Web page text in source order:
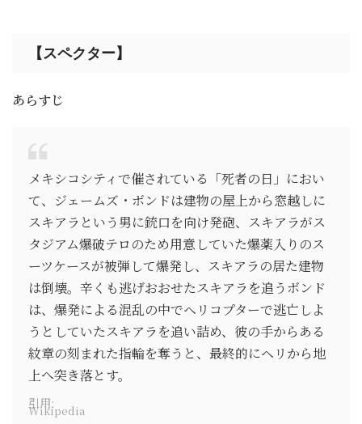
【スペクター】
あらすじ
メキシコシティで催されている「死者の日」におい
て、ジェームズ・ボンドは建物の屋上から窓越しに
スキアラという男に銃口を向け発砲、スキアラがス
タジアム爆破テロのため用意していた爆薬入りのス
ーツケースが被弾して爆発し、スキアラの居た建物
は倒壊。辛くも逃げおおせたスキアラを追うボンド
は、爆発による混乱の中でヘリコプターで逃亡しよ
うとしていたスキアラを追い詰め、彼の手からある
紋章の刻まれた指輪を奪うと、最終的にヘリから地
上へ突き落とす。
引用:
Wikipedia